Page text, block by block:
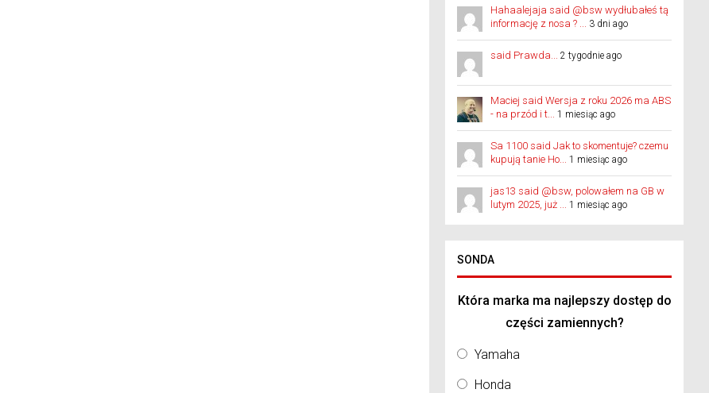
Hahaalejaja said @bsw wydłubałeś tą
informację z nosa ? ... 3 dni ago
said Prawda... 2 tygodnie ago
Maciej said Wersja z roku 2026 ma ABS
- na przód i t... 1 miesiąc ago
Sa 1100 said Jak to skomentuje? czemu
kupują tanie Ho... 1 miesiąc ago
jas13 said @bsw, polowałem na GB w
lutym 2025, już ... 1 miesiąc ago
SONDA
Która marka ma najlepszy dostęp do
części zamiennych?
Yamaha
Honda